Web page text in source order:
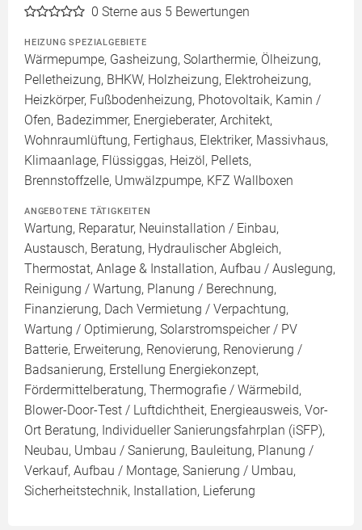
0 Sterne aus 5 Bewertungen
HEIZUNG SPEZIALGEBIETE
Wärmepumpe, Gasheizung, Solarthermie, Ölheizung,
Pelletheizung, BHKW, Holzheizung, Elektroheizung,
Heizkörper, Fußbodenheizung, Photovoltaik, Kamin /
Ofen, Badezimmer, Energieberater, Architekt,
Wohnraumlüftung, Fertighaus, Elektriker, Massivhaus,
Klimaanlage, Flüssiggas, Heizöl, Pellets,
Brennstoffzelle, Umwälzpumpe, KFZ Wallboxen
ANGEBOTENE TÄTIGKEITEN
Wartung, Reparatur, Neuinstallation / Einbau,
Austausch, Beratung, Hydraulischer Abgleich,
Thermostat, Anlage & Installation, Aufbau / Auslegung,
Reinigung / Wartung, Planung / Berechnung,
Finanzierung, Dach Vermietung / Verpachtung,
Wartung / Optimierung, Solarstromspeicher / PV
Batterie, Erweiterung, Renovierung, Renovierung /
Badsanierung, Erstellung Energiekonzept,
Fördermittelberatung, Thermografie / Wärmebild,
Blower-Door-Test / Luftdichtheit, Energieausweis, Vor-
Ort Beratung, Individueller Sanierungsfahrplan (iSFP),
Neubau, Umbau / Sanierung, Bauleitung, Planung /
Verkauf, Aufbau / Montage, Sanierung / Umbau,
Sicherheitstechnik, Installation, Lieferung